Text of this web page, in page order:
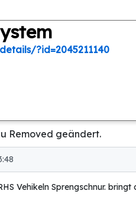
?id=2045211140
Removed geändert.
Vehikeln Sprengschnur.